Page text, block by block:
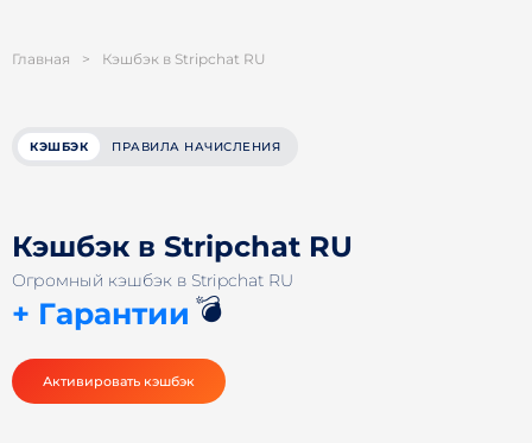
Главная > Кэшбэк в Stripchat RU
КЭШБЭК ПРАВИЛА НАЧИСЛЕНИЯ
Кэшбэк в Stripchat RU
Огромный кэшбэк в Stripchat RU
+ Гарантии 💣
Активировать кэшбэк